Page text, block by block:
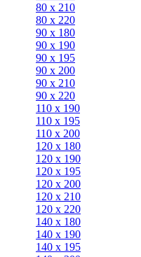
80 x 210
80 x 220
90 x 180
90 х 190
90 х 195
90 х 200
90 x 210
90 x 220
110 x 190
110 x 195
110 x 200
120 x 180
120 х 190
120 х 195
120 х 200
120 x 210
120 x 220
140 x 180
140 х 190
140 х 195